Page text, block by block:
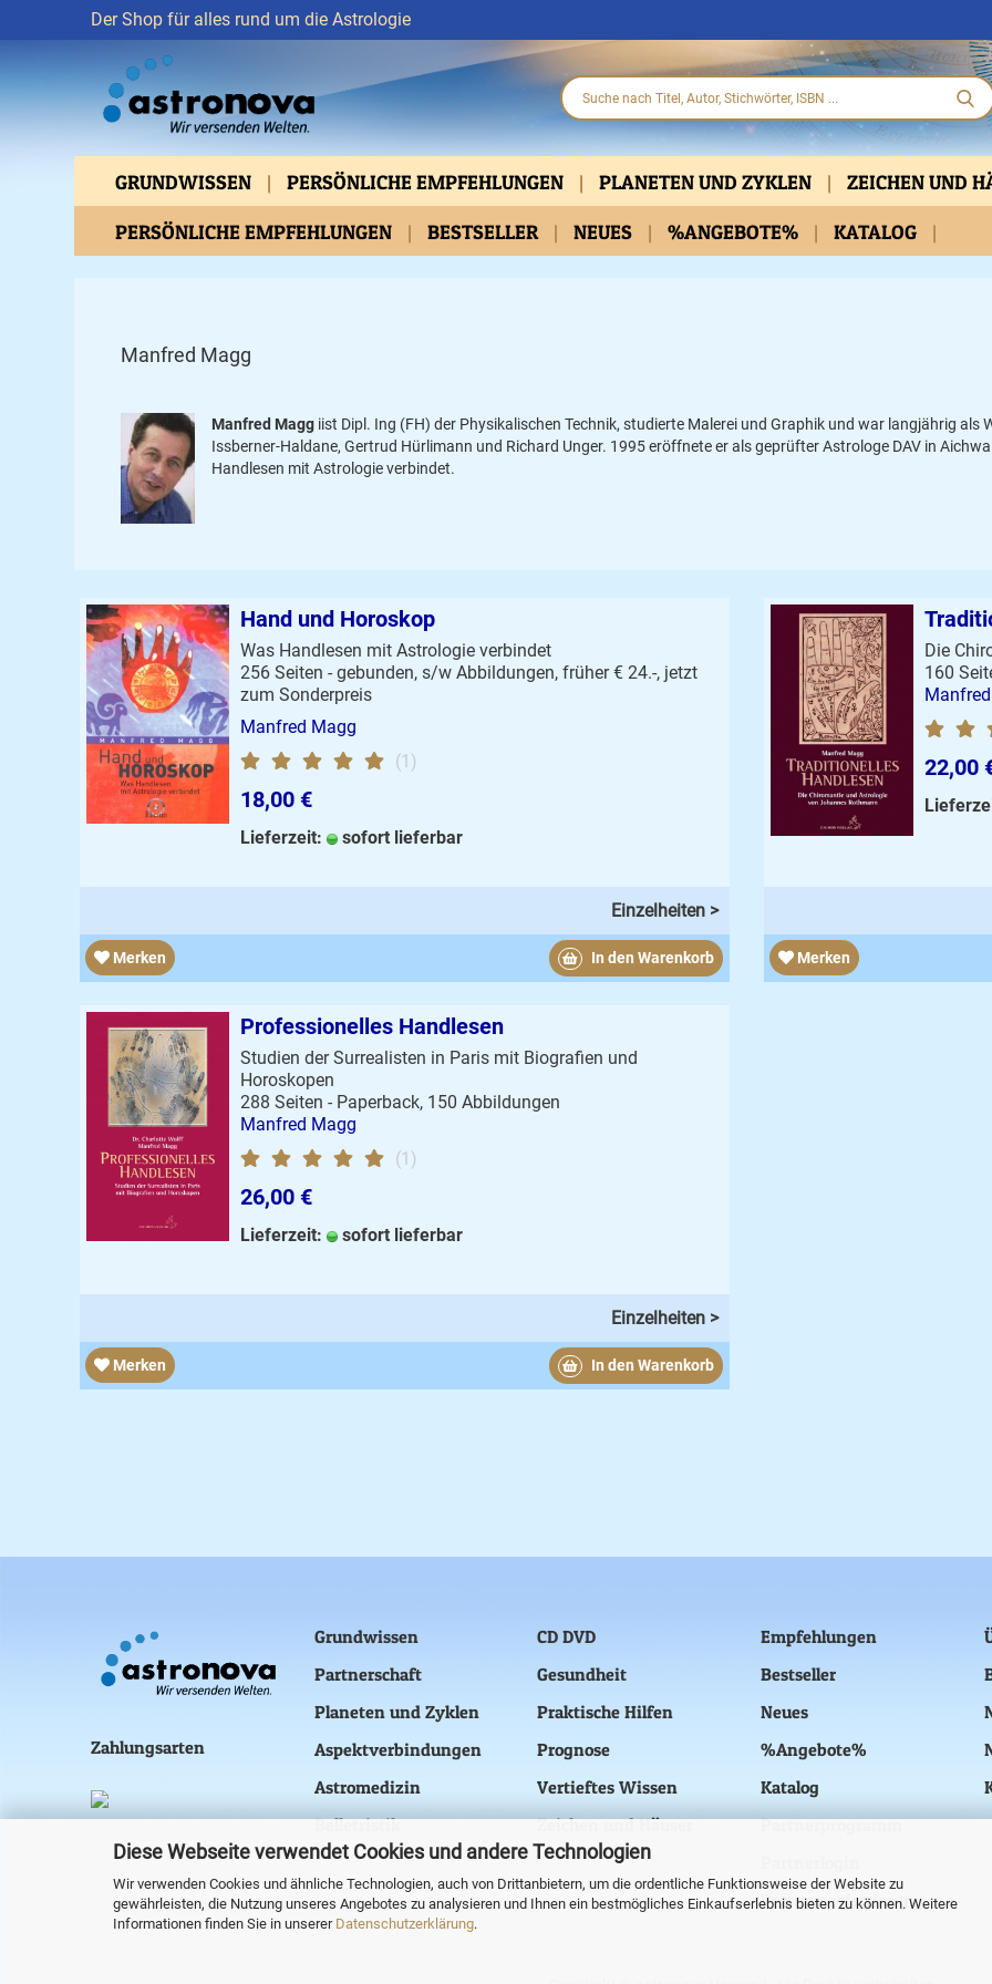
Diese Webseite verwendet Cookies und andere Technologien
Wir verwenden Cookies und ähnliche Technologien, auch von Drittanbietern, um die ordentliche Funktionsweise der Website zu
gewährleisten, die Nutzung unseres Angebotes zu analysieren und Ihnen ein bestmögliches Einkaufserlebnis bieten zu können. Weitere
Informationen finden Sie in unserer Datenschutzerklärung.
Der Shop für alles rund um die Astrologie
GRUNDWISSEN PERSÖNLICHE EMPFEHLUNGEN PLANETEN UND ZYKLEN ZEICHEN UND
VERTIEFTES WISSEN ASTROMEDIZIN PARTNERSCHAFT KLASSISCH PRAKTISCHE
PERSÖNLICHE EMPFEHLUNGEN BESTSELLER NEUES %ANGEBOTE% KATALOG
Manfred Magg
Manfred Magg iist Dipl. Ing (FH) der Physikalischen Technik, studierte Malerei und Graphik und war langjährig
Issberner-Haldane, Gertrud Hürlimann und Richard Unger. 1995 eröffnete er als geprüfter Astrologe DAV in
Handlesen mit Astrologie verbindet.
Hand und Horoskop
Was Handlesen mit Astrologie verbindet
256 Seiten - gebunden, s/w Abbildungen, früher € 24.-, jetzt
zum Sonderpreis
Manfred Magg
(1)
18,00 €
Lieferzeit: sofort lieferbar
Einzelheiten >
Merken In den Warenkorb
Die
160
22,00
Merken
Professionelles Handlesen
Studien der Surrealisten in Paris mit Biografien und
Horoskopen
288 Seiten - Paperback, 150 Abbildungen
Manfred Magg
(1)
26,00 €
Lieferzeit: sofort lieferbar
Einzelheiten >
Merken In den Warenkorb
Zahlungsarten
Grundwissen
Partnerschaft
Planeten und Zyklen
Aspektverbindungen
Astromedizin
Belletristik
CD DVD
Gesundheit
Praktische Hilfen
Prognose
Vertieftes Wissen
Zeichen und Häuser
Empfehlungen
Bestseller
Neues
%Angebote%
Katalog
Partnerprogramm
Partnerregistrierung